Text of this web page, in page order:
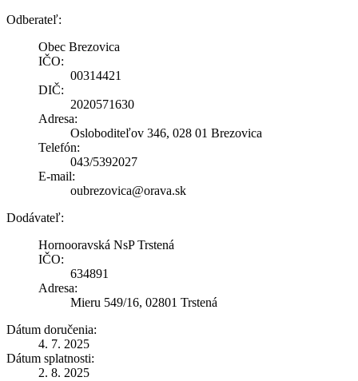
Odberateľ:
Obec Brezovica
IČO:
00314421
DIČ:
2020571630
Adresa:
Osloboditeľov 346, 028 01 Brezovica
Telefón:
043/5392027
E-mail:
oubrezovica@orava.sk
Dodávateľ:
Hornooravská NsP Trstená
IČO:
634891
Adresa:
Mieru 549/16, 02801 Trstená
Dátum doručenia:
4. 7. 2025
Dátum splatnosti:
2. 8. 2025